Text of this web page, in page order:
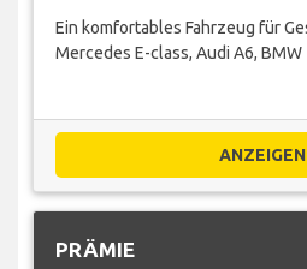
Ein komfortables Fahrzeug für
Mercedes E-class, Audi A6, BMW
PRÄMIE